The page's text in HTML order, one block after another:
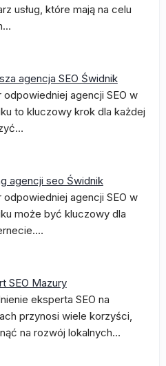
usług, które mają na celu
agencja SEO Świdnik
odpowiedniej agencji SEO w
to kluczowy krok dla każdej
agencji seo Świdnik
odpowiedniej agencji SEO w
może być kluczowy dla
SEO Mazury
eksperta SEO na
przynosi wiele korzyści,
na rozwój lokalnych…